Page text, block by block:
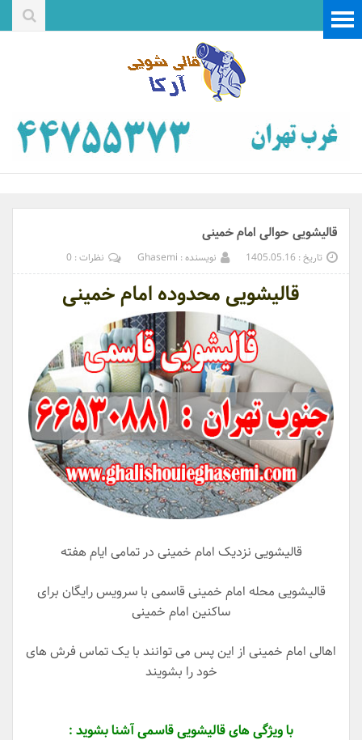
قالیشویی حوالی امام خمینی
تاریخ : 1405.05.16 نویسنده : Ghasemi نظرات : 0
قالیشویی محدوده امام خمینی
قالیشویی نزدیک امام خمینی در تمامی ایام هفته
قالیشویی محله امام خمینی قاسمی با سرویس رایگان برای
ساکنین امام خمینی
اهالی امام خمینی از این پس می توانند با یک تماس فرش های
خود را بشویند
با ویژگی های قالیشویی قاسمی آشنا بشوید :